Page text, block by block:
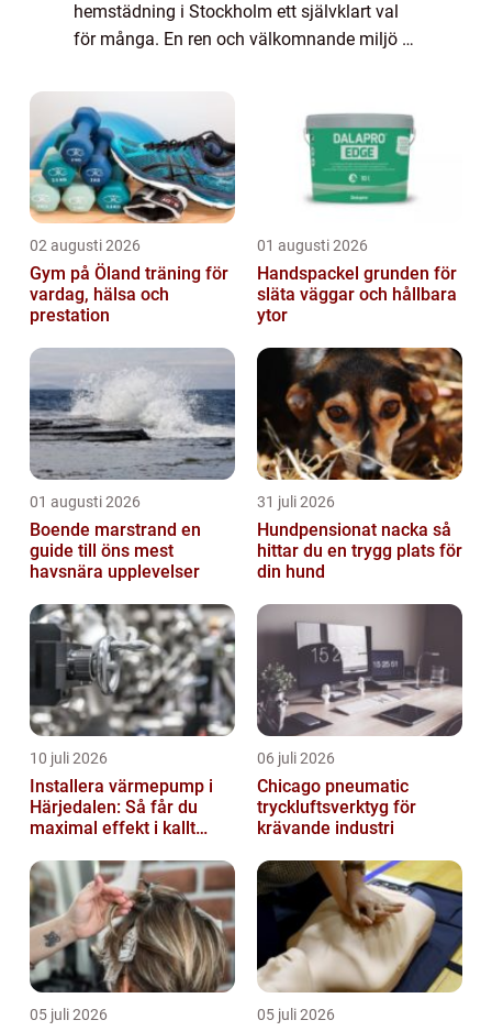
hemstädning i Stockholm ett självklart val
för många. En ren och välkomnande miljö är
02 augusti 2026
Gym på Öland träning för
vardag, hälsa och
prestation
01 augusti 2026
Handspackel grunden för
släta väggar och hållbara
ytor
01 augusti 2026
Boende marstrand en
guide till öns mest
havsnära upplevelser
31 juli 2026
Hundpensionat nacka så
hittar du en trygg plats för
din hund
10 juli 2026
Installera värmepump i
Härjedalen: Så får du
maximal effekt i kallt
06 juli 2026
Chicago pneumatic
tryckluftsverktyg för
krävande industri
05 juli 2026 05 juli 2026